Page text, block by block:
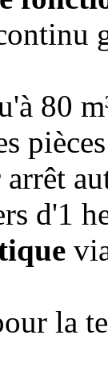
80
d'1
la